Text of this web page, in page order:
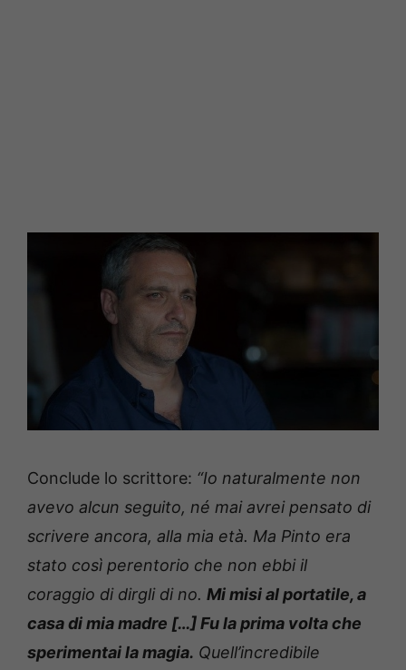
Conclude lo scrittore: “Io naturalmente non
avevo alcun seguito, né mai avrei pensato di
scrivere ancora, alla mia età. Ma Pinto era
stato così perentorio che non ebbi il
coraggio di dirgli di no. Mi misi al portatile, a
casa di mia madre […] Fu la prima volta che
sperimentai la magia. Quell’incredibile